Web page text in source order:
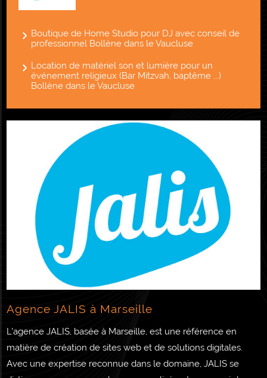
Boutique de Home Studio pour DJ avec conseil de
professionnel Bollène dans le Vaucluse
Location de matériel son et lumière pour un
événement religieux (Bar Mitzvah, baptême ...)
Bollène dans le Vaucluse
Agence JALIS à Marseille
L'agence JALIS, basée à Marseille, est une référence en
matière de création de sites web et de solutions digitales.
Avec une expertise reconnue dans le domaine, JALIS se